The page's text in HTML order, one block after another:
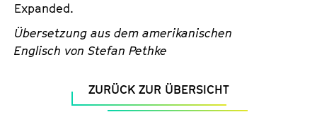
Expanded.
Übersetzung aus dem amerikanischen
Englisch von Stefan Pethke
ZURÜCK ZUR ÜBERSICHT